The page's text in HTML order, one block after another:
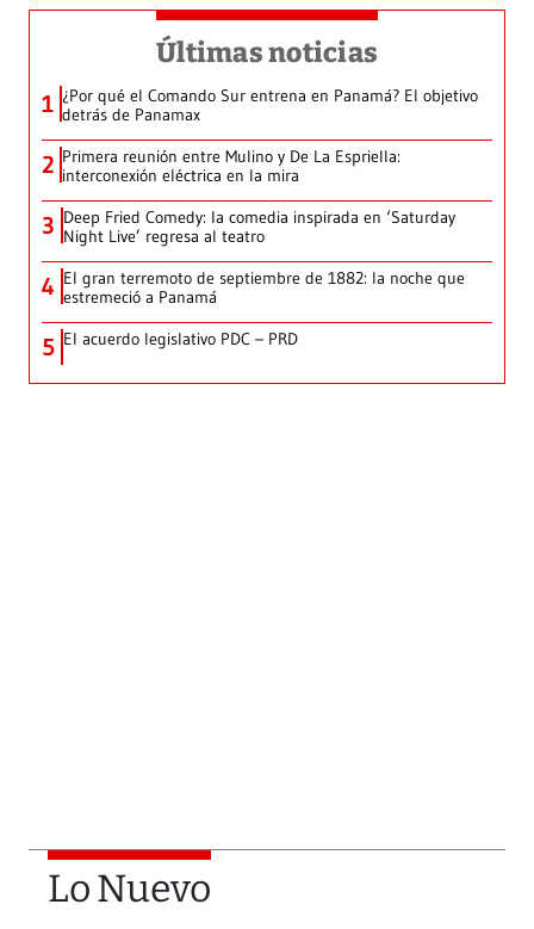
Últimas noticias
1 ¿Por qué el Comando Sur entrena en Panamá? El objetivo
detrás de Panamax
2 Primera reunión entre Mulino y De La Espriella:
interconexión eléctrica en la mira
3 Deep Fried Comedy: la comedia inspirada en ‘Saturday
Night Live’ regresa al teatro
4 El gran terremoto de septiembre de 1882: la noche que
estremeció a Panamá
5 El acuerdo legislativo PDC – PRD
Lo Nuevo